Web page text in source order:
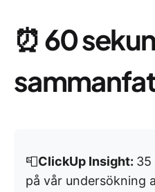
⏰60
📮ClickUp Insight: 35
på vår undersökning